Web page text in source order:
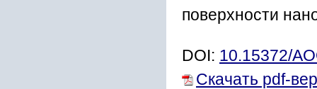
поверхности
DOI: 10.15372/
Скачать pdf-